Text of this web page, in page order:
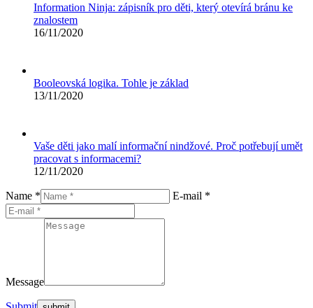
Information Ninja: zápisník pro děti, který otevírá bránu ke
znalostem
16/11/2020
Booleovská logika. Tohle je základ
13/11/2020
Vaše děti jako malí informační nindžové. Proč potřebují umět
pracovat s informacemi?
12/11/2020
Name * E-mail *
Message